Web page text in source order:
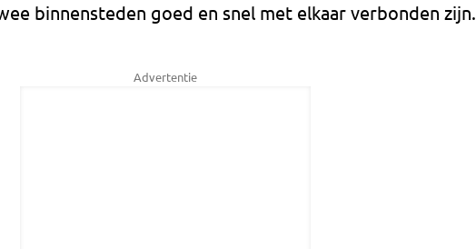
binnensteden goed en snel met elkaar verbonden zijn.
Advertentie